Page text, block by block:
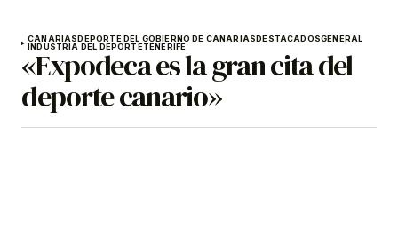
CANARIASDEPORTE DEL GOBIERNO DE CANARIASDESTACADOSGENERAL
INDUSTRIA DEL DEPORTETENERIFE
«Expodeca es la gran cita del
deporte canario»